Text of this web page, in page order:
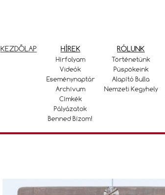
KEZDŐLAP HÍREK
Hírfolyam
Videók
Eseménynaptár
Archívum
Címkék
Pályázatok
Benned Bízom!
RÓLUNK
Történetünk
Püspökeink
Alapító Bulla
Nemzeti Kegyhely